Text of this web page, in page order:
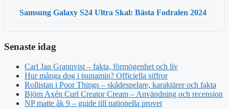
Samsung Galaxy S24 Ultra Skal: Bästa Fodralen 2024
Senaste idag
Carl Jan Granqvist – fakta, förmögenhet och liv
Hur många dog i tsunamin? Officiella siffror
Rollistan i Poor Things – skådespelare, karaktärer och fakta
Björn Axén Curl Creator Cream – Användning och recension
NP matte åk 9 – guide till nationella provet